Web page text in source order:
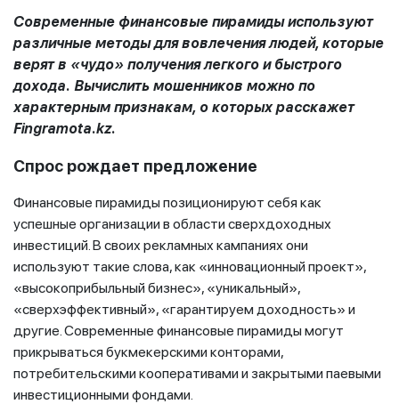
Современные финансовые пирамиды используют
различные методы для вовлечения людей, которые
верят в «чудо» получения легкого и быстрого
дохода. Вычислить мошенников можно по
характерным признакам, о которых расскажет
Fingramota.kz.
Спрос рождает предложение
Финансовые пирамиды позиционируют себя как
успешные организации в области сверхдоходных
инвестиций. В своих рекламных кампаниях они
используют такие слова, как «инновационный проект»,
«высокоприбыльный бизнес», «уникальный»,
«сверхэффективный», «гарантируем доходность» и
другие. Современные финансовые пирамиды могут
прикрываться букмекерскими конторами,
потребительскими кооперативами и закрытыми паевыми
инвестиционными фондами.